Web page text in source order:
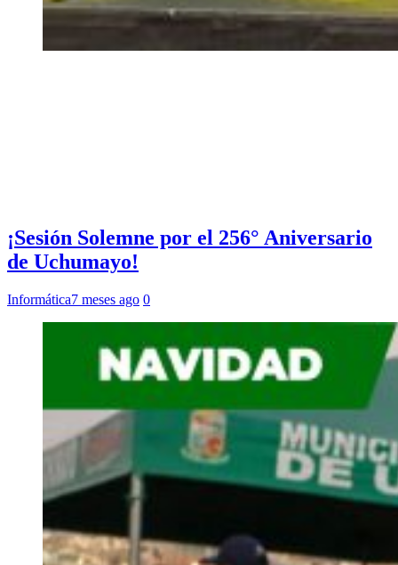
¡Sesión Solemne por el 256° Aniversario
de Uchumayo!
Informática7 meses ago 0